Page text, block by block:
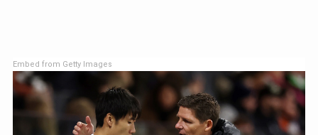
Embed from Getty Images